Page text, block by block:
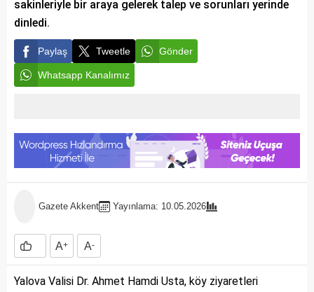
sakinleriyle bir araya gelerek talep ve sorunları yerinde
dinledi.
Paylaş Tweetle Gönder
Whatsapp Kanalımız
Gazete Akkent Yayınlama: 10.05.2026
A+ A-
Yalova Valisi Dr. Ahmet Hamdi Usta, köy ziyaretleri